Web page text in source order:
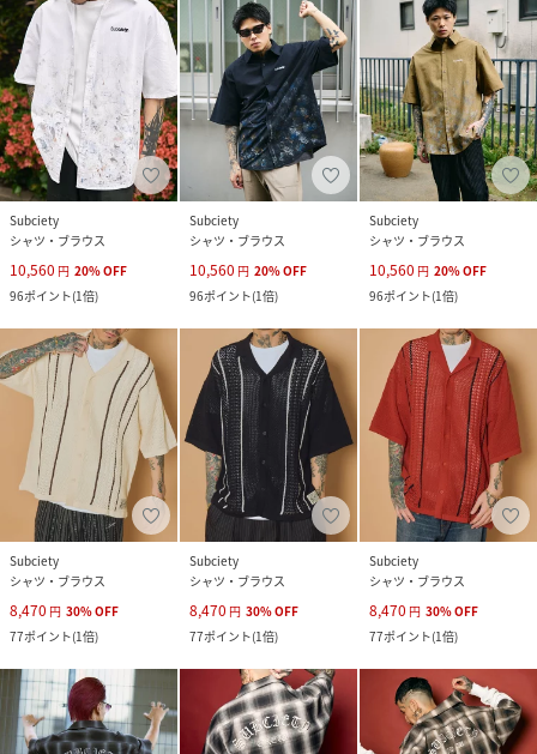
Subciety
シャツ・ブラウス
10,560 円 20%OFF
96ポイント(1倍)
Subciety
シャツ・ブラウス
10,560 円 20%OFF
96ポイント(1倍)
Subciety
シャツ・ブラウス
10,560 円 20%OFF
96ポイント(1倍)
Subciety
シャツ・ブラウス
8,470 円 30%OFF
77ポイント(1倍)
Subciety
シャツ・ブラウス
8,470 円 30%OFF
77ポイント(1倍)
Subciety
シャツ・ブラウス
8,470 円 30%OFF
77ポイント(1倍)